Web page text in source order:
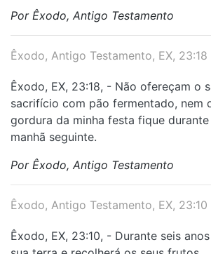
Por Êxodo, Antigo Testamento
Êxodo, Antigo Testamento, EX, 23:18
Êxodo, EX, 23:18, - Não ofereçam o
sacrifício com pão fermentado, nem
gordura da minha festa fique
manhã seguinte.
Por Êxodo, Antigo Testamento
Êxodo, Antigo Testamento, EX, 23:10
Êxodo, EX, 23:10, - Durante seis